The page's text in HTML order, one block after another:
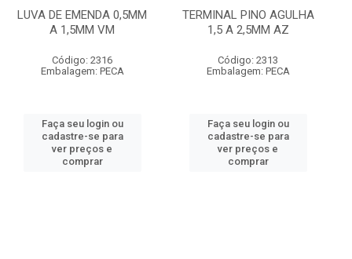
LUVA DE EMENDA 0,5MM
A 1,5MM VM
Código: 2316
Embalagem: PECA
Faça seu login ou
cadastre-se para
ver preços e
comprar
TERMINAL PINO AGULHA
1,5 A 2,5MM AZ
Código: 2313
Embalagem: PECA
Faça seu login ou
cadastre-se para
ver preços e
comprar